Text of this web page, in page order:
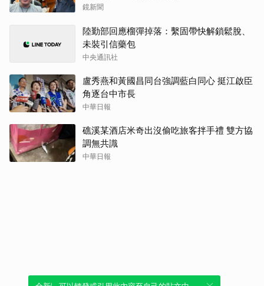
鏡新聞
陸勤部回應榴彈掉落：繫固帶快解鎖鬆脫、
未裝引信藥包
中央通訊社
盧秀燕和黃國昌同台強調藍白同心 挺江啟臣
角逐台中市長
中華日報
礁溪某酒店米奇出沒偷吃旅客拌手禮 雙方協
調無共識
中華日報